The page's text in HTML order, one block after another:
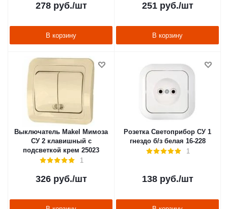
278руб./шт
В корзину
251руб./шт
В корзину
Выключатель Makel Мимоза
СУ 2 клавишный с
подсветкой крем 25023
1
326руб./шт
Розетка Светоприбор СУ 1
гнездо б/з белая 16-228
1
138руб./шт